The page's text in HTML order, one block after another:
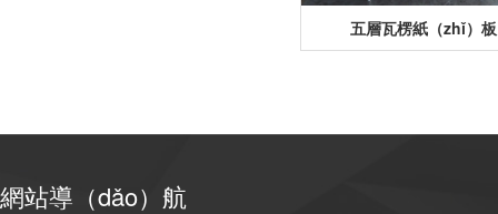
五層瓦楞紙（zhǐ）板
網站導（dǎo）航